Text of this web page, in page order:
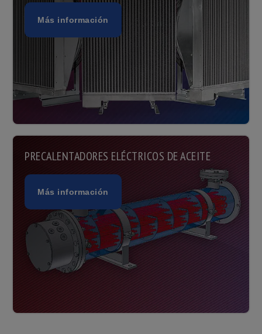
Más información
PRECALENTADORES ELÉCTRICOS DE ACEITE
Más información